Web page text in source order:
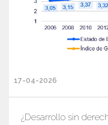
17-04-2026
¿Desarrollo sin